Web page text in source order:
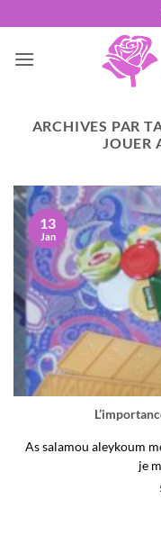
au
contenu
ARCHIVES PAR
JOUER
As salamou aleykoum
je
13
Jan